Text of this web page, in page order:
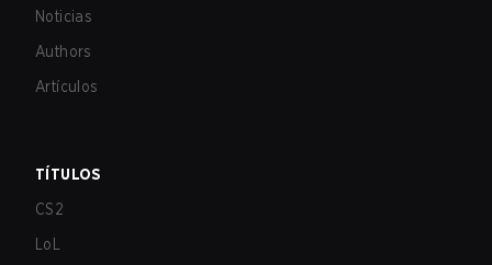
Noticias
Authors
Artículos
TÍTULOS
CS2
LoL